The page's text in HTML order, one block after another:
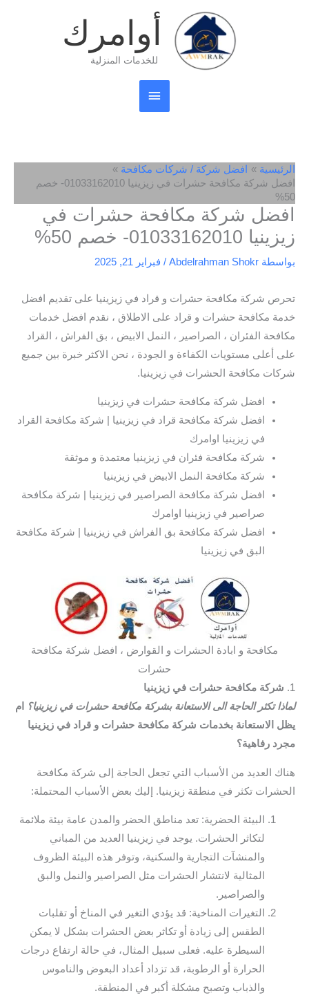
أوامرك
للخدمات المنزلية
القائمة
الرئيسية
الرئيسية
افضل شركة / شركات مكافحة
افضل شركة مكافحة حشرات في زيزينيا 01033162010- خصم
50%
افضل شركة مكافحة حشرات في
زيزينيا 01033162010- خصم 50%
بواسطة Abdelrahman Shokr
/ فبراير 21, 2025
تحرص شركة مكافحة حشرات و قراد في زيزينيا على تقديم افضل
خدمة مكافحة حشرات و قراد على الاطلاق ، نقدم افضل خدمات
مكافحة الفئران ، الصراصير ، النمل الابيض ، بق الفراش ، القراد
على أعلى مستويات الكفاءة و الجودة ، نحن الاكثر خبرة بين جميع
شركات مكافحة الحشرات في زيزينيا.
افضل شركة مكافحة حشرات في زيزينيا
افضل شركة مكافحة قراد في زيزينيا | شركة مكافحة القراد
في زيزينيا اوامرك
شركة مكافحة فئران في زيزينيا معتمدة و موثقة
شركة مكافحة النمل الابيض في زيزينيا
افضل شركة مكافحة الصراصير في زيزينيا | شركة مكافحة
صراصير في زيزينيا اوامرك
افضل شركة مكافحة بق الفراش في زيزينيا | شركة مكافحة
البق في زيزينيا
مكافحة و ابادة الحشرات و القوارض ، افضل شركة مكافحة
حشرات
1.
شركة مكافحة حشرات في زيزينيا
لماذا تكثر الحاجة الى الاستعانة بشركة مكافحة حشرات في زيزينيا؟
ام
يظل الاستعانة بخدمات شركة مكافحة حشرات و قراد في زيزينيا
مجرد رفاهية؟
هناك العديد من الأسباب التي تجعل الحاجة إلى شركة مكافحة
الحشرات تكثر في منطقة زيزينيا. إليك بعض الأسباب المحتملة:
البيئة الحضرية: تعد مناطق الحضر والمدن عامة بيئة ملائمة
لتكاثر الحشرات. يوجد في زيزينيا العديد من المباني
والمنشآت التجارية والسكنية، وتوفر هذه البيئة الظروف
المثالية لانتشار الحشرات مثل الصراصير والنمل والبق
والصراصير.
التغيرات المناخية: قد يؤدي التغير في المناخ أو تقلبات
الطقس إلى زيادة أو تكاثر بعض الحشرات بشكل لا يمكن
السيطرة عليه. فعلى سبيل المثال، في حالة ارتفاع درجات
الحرارة أو الرطوبة، قد تزداد أعداد البعوض والناموس
والذباب وتصبح مشكلة أكبر في المنطقة.